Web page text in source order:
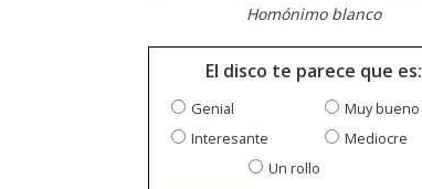
Homónimo blanco
El disco te parece que es:
Genial
Muy bueno
Interesante
Mediocre
Un rollo